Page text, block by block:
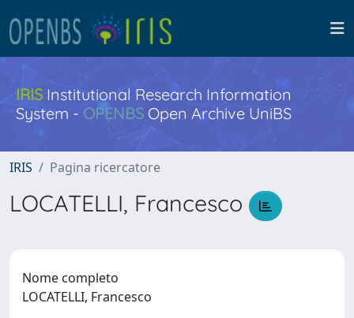
IRISInstitutional Research Information
System - OPENBS Open Archive UniBS
IRIS Pagina ricercatore
LOCATELLI, Francesco
Nome completo
LOCATELLI, Francesco